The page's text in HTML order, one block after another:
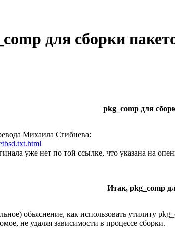
для сборки
pkg_comp для
Михаила Сгибнева:
уже нет по той ссылке, что указана на
Итак, pkg_comp
обьяснение, как использовать утилиту
не удаляя зависимости в процессе сборки.